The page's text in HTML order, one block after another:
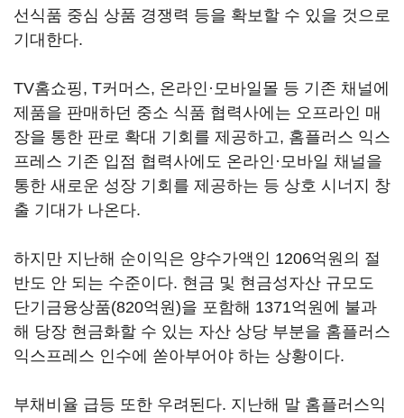
선식품 중심 상품 경쟁력 등을 확보할 수 있을 것으로
기대한다.
TV홈쇼핑, T커머스, 온라인·모바일몰 등 기존 채널에
제품을 판매하던 중소 식품 협력사에는 오프라인 매
장을 통한 판로 확대 기회를 제공하고, 홈플러스 익스
프레스 기존 입점 협력사에도 온라인·모바일 채널을
통한 새로운 성장 기회를 제공하는 등 상호 시너지 창
출 기대가 나온다.
하지만 지난해 순이익은 양수가액인 1206억원의 절
반도 안 되는 수준이다. 현금 및 현금성자산 규모도
단기금융상품(820억원)을 포함해 1371억원에 불과
해 당장 현금화할 수 있는 자산 상당 부분을 홈플러스
익스프레스 인수에 쏟아부어야 하는 상황이다.
부채비율 급등 또한 우려된다. 지난해 말 홈플러스익